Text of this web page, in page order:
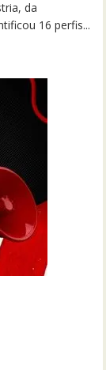
da
16 perfis...